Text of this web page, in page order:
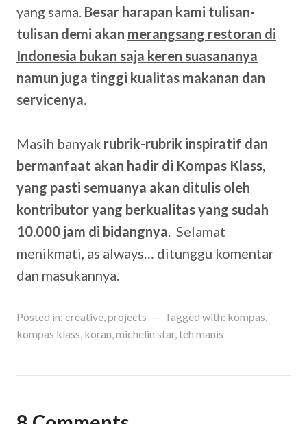
yang sama. Besar harapan kami tulisan-
tulisan demi akan merangsang restoran di
Indonesia bukan saja keren suasananya
namun juga tinggi kualitas makanan dan
servicenya.
Masih banyak rubrik-rubrik inspiratif dan
bermanfaat akan hadir di Kompas Klass,
yang pasti semuanya akan ditulis oleh
kontributor yang berkualitas yang sudah
10.000 jam di bidangnya. Selamat
menikmati, as always… ditunggu komentar
dan masukannya.
Posted in: creative,projects Tagged with: kompas,
kompas klass, koran,michelin star,teh manis